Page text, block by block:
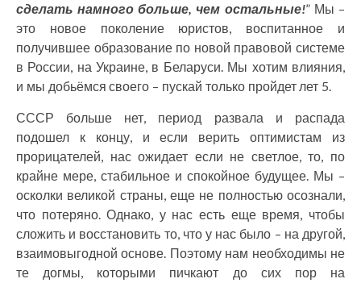
сделать намного больше, чем остальные!” Мы –
это новое поколение юристов, воспитанное и
получившее образование по новой правовой системе
в России, на Украине, в Беларуси. Мы хотим влияния,
и мы добьёмся своего – пускай только пройдет лет 5.
СССР больше нет, период развала и распада
подошел к концу, и если верить оптимистам из
прорицателей, нас ожидает если не светлое, то, по
крайне мере, стабильное и спокойное будущее. Мы –
осколки великой страны, еще не полностью осознали,
что потеряно. Однако, у нас есть еще время, чтобы
сложить и восстановить то, что у нас было – на другой,
взаимовыгодной основе. Поэтому нам необходимы не
те догмы, которыми пичкают до сих пор на